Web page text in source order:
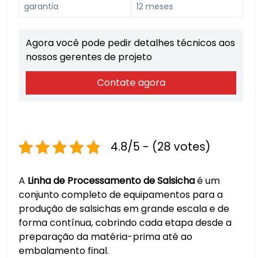
garantia
12 meses
Agora você pode pedir detalhes técnicos aos
nossos gerentes de projeto
Contate agora
4.8/5 - (28 votes)
A Linha de Processamento de Salsichaé um
conjunto completo de equipamentos para a
produção de salsichas em grande escala e de
forma contínua, cobrindo cada etapa desde a
preparação da matéria-prima até ao
embalamento final.